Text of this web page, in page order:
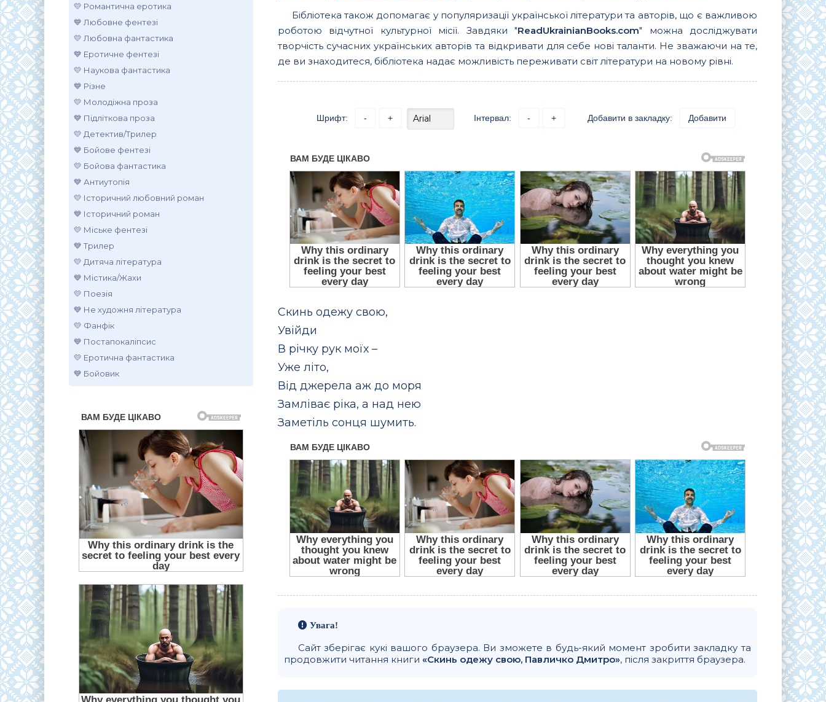
💛 Романтична еротика
💙 Любовне фентезі
💛 Любовна фантастика
💙 Еротичне фентезі
💛 Наукова фантастика
💙 Різне
💛 Молодіжна проза
💙 Підліткова проза
💛 Детектив/Трилер
💙 Бойове фентезі
💛 Бойова фантастика
💙 Антиутопія
💛 Історичний любовний роман
💙 Історичний роман
💛 Міське фентезі
💙 Трилер
💛 Дитяча література
💙 Містика/Жахи
💛 Поезія
💙 Не художня література
💛 Фанфік
💙 Постапокаліпсис
💛 Еротична фантастика
💙 Бойовик
Бібліотека також допомагає у популяризації української літератури та авторів, що є важливою
роботою відчутної культурної місії. Завдяки "ReadUkrainianBooks.com" можна досліджувати
творчість сучасних українських авторів та відкривати для себе нові таланти. Не зважаючи на те,
де ви знаходитеся, бібліотека надає можливість переживати світ літератури на новому рівні.
Шрифт: - + Інтервал: - + Добавити в закладку: Добавити
Скинь одежу свою,
Увійди
В річку рук моїх –
Уже літо,
Від джерела аж до моря
Замліває ріка, а над нею
Заметіль сонця шумить.
Увага!
Сайт зберігає кукі вашого браузера. Ви зможете в будь-який момент зробити закладку та
продовжити читання книги «Скинь одежу свою, Павличко Дмитро», після закриття браузера.